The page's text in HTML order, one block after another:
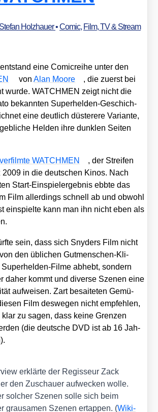
Stefan Holzhauer•Comic, Film, TV & Stream
eine Comic­rei­he unter den
vonAlan Moo­re
, die zuerst bei
wur­de. WATCHMEN zeigt nicht die
bekann­ten Super­hel­den-Geschich­
eine deut­lich düs­te­re­re Vari­an­te,
Hel­den ihre dunk­len Sei­ten
ver­film­te WATCHMEN
, der Strei­fen
2009 in die deut­schen Kinos. Nach
Start-Ein­spiel­ergeb­nis ebb­te das
Film aller­dings schnell ab und obwohl
ein­spiel­te kann man ihn nicht eben als
sein, dass sich Sny­ders Film nicht
den übli­chen Gut­men­schen-Kli­
Fil­me abhebt, son­dern
daher kommt und diver­se Sze­nen eine
auf­wei­sen. Zart besai­te­ten Gemü­
Film des­we­gen nicht emp­feh­len,
zu sagen, dass kei­ne Gren­zen
(die deut­sche DVD ist ab 16 Jah­
erklär­te der Regis­seur Zack
den Zuschau­er auf­we­cken wol­le.
sol­cher Sze­nen sol­le sich beim
grau­sa­men Sze­nen ertap­pen. (Wiki­